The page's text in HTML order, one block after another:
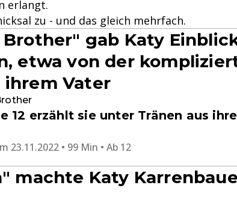
erlangt.
zu - und das gleich mehrfach.
gab Katy
etwa von der
Vater
12 erzählt sie unter Tränen aus
23.11.2022 • 99 Min • Ab 12
machte Katy